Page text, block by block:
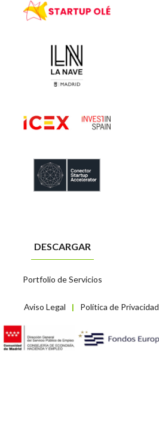
Aviso Legal | Política de Privacidad
DESCARGAR
Portfolio de Servicios